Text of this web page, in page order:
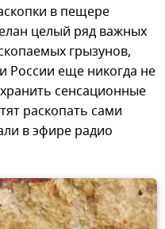
в пещере
целый ряд важных
грызунов,
России еще никогда не
сенсационные
раскопать сами
в эфире радио